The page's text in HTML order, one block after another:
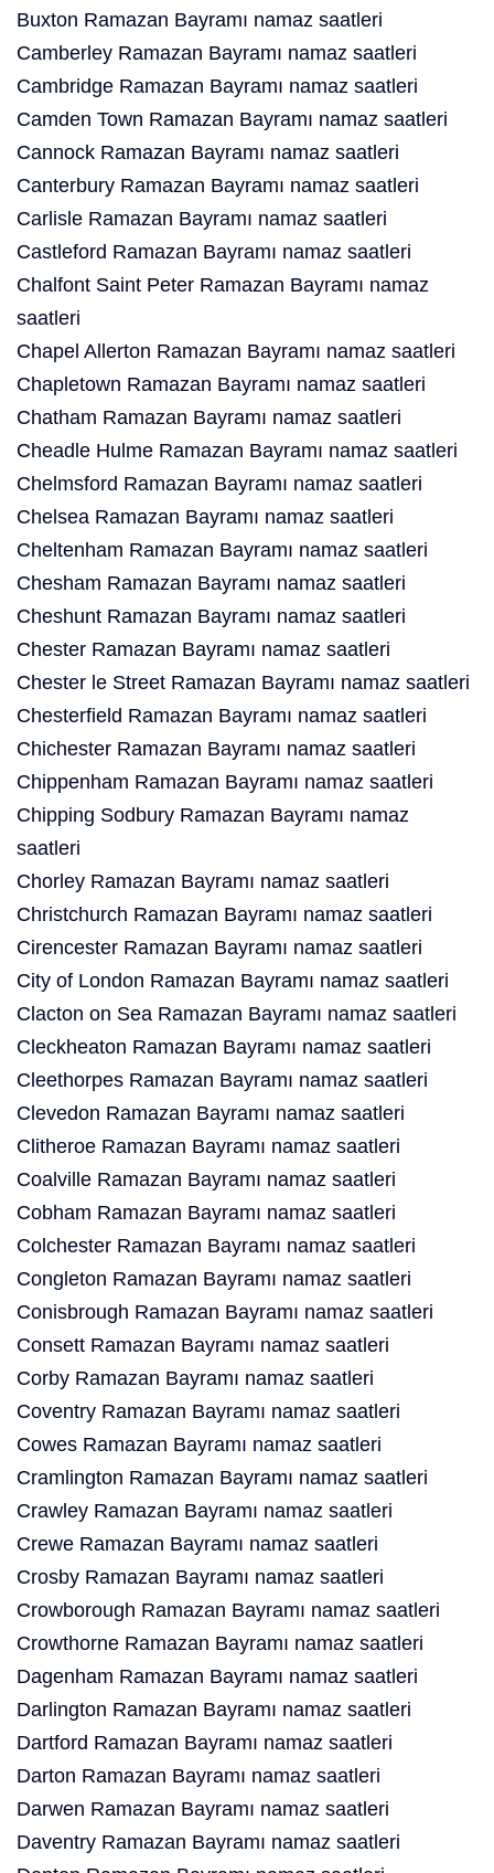
Buxton Ramazan Bayramı namaz saatleri
Camberley Ramazan Bayramı namaz saatleri
Cambridge Ramazan Bayramı namaz saatleri
Camden Town Ramazan Bayramı namaz saatleri
Cannock Ramazan Bayramı namaz saatleri
Canterbury Ramazan Bayramı namaz saatleri
Carlisle Ramazan Bayramı namaz saatleri
Castleford Ramazan Bayramı namaz saatleri
Chalfont Saint Peter Ramazan Bayramı namaz
saatleri
Chapel Allerton Ramazan Bayramı namaz saatleri
Chapletown Ramazan Bayramı namaz saatleri
Chatham Ramazan Bayramı namaz saatleri
Cheadle Hulme Ramazan Bayramı namaz saatleri
Chelmsford Ramazan Bayramı namaz saatleri
Chelsea Ramazan Bayramı namaz saatleri
Cheltenham Ramazan Bayramı namaz saatleri
Chesham Ramazan Bayramı namaz saatleri
Cheshunt Ramazan Bayramı namaz saatleri
Chester Ramazan Bayramı namaz saatleri
Chester le Street Ramazan Bayramı namaz saatleri
Chesterfield Ramazan Bayramı namaz saatleri
Chichester Ramazan Bayramı namaz saatleri
Chippenham Ramazan Bayramı namaz saatleri
Chipping Sodbury Ramazan Bayramı namaz
saatleri
Chorley Ramazan Bayramı namaz saatleri
Christchurch Ramazan Bayramı namaz saatleri
Cirencester Ramazan Bayramı namaz saatleri
City of London Ramazan Bayramı namaz saatleri
Clacton on Sea Ramazan Bayramı namaz saatleri
Cleckheaton Ramazan Bayramı namaz saatleri
Cleethorpes Ramazan Bayramı namaz saatleri
Clevedon Ramazan Bayramı namaz saatleri
Clitheroe Ramazan Bayramı namaz saatleri
Coalville Ramazan Bayramı namaz saatleri
Cobham Ramazan Bayramı namaz saatleri
Colchester Ramazan Bayramı namaz saatleri
Congleton Ramazan Bayramı namaz saatleri
Conisbrough Ramazan Bayramı namaz saatleri
Consett Ramazan Bayramı namaz saatleri
Corby Ramazan Bayramı namaz saatleri
Coventry Ramazan Bayramı namaz saatleri
Cowes Ramazan Bayramı namaz saatleri
Cramlington Ramazan Bayramı namaz saatleri
Crawley Ramazan Bayramı namaz saatleri
Crewe Ramazan Bayramı namaz saatleri
Crosby Ramazan Bayramı namaz saatleri
Crowborough Ramazan Bayramı namaz saatleri
Crowthorne Ramazan Bayramı namaz saatleri
Dagenham Ramazan Bayramı namaz saatleri
Darlington Ramazan Bayramı namaz saatleri
Dartford Ramazan Bayramı namaz saatleri
Darton Ramazan Bayramı namaz saatleri
Darwen Ramazan Bayramı namaz saatleri
Daventry Ramazan Bayramı namaz saatleri